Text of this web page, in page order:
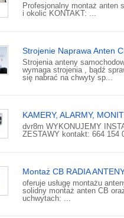
Profesjonalny montaż anten
i okolic KONTAKT: ...
Strojenie Naprawa Anten
Strojenia anteny
wymaga strojenia , bądź
się nabrać na chwyty sp...
KAMERY, ALARMY,
dvr8m WYKONUJEMY
ZESTAWY kontakt: 664 154
Montaż CB RADIA
oferuje usługę montażu
solidny montaż anten CB
uchwytach: ...